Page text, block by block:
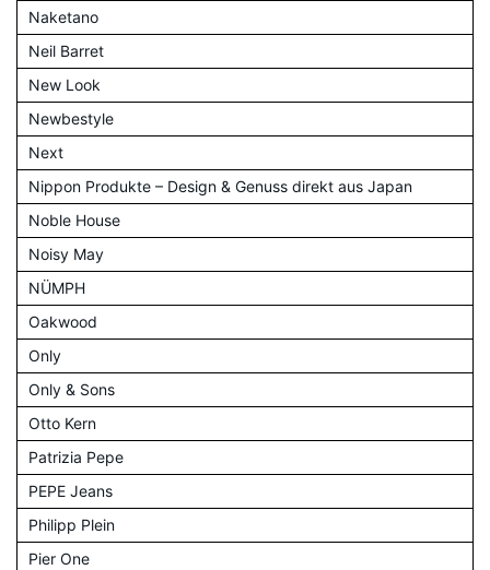
Naketano
Neil Barret
New Look
Newbestyle
Next
Nippon Produkte – Design & Genuss direkt aus Japan
Noble House
Noisy May
NÜMPH
Oakwood
Only
Only & Sons
Otto Kern
Patrizia Pepe
PEPE Jeans
Philipp Plein
Pier One